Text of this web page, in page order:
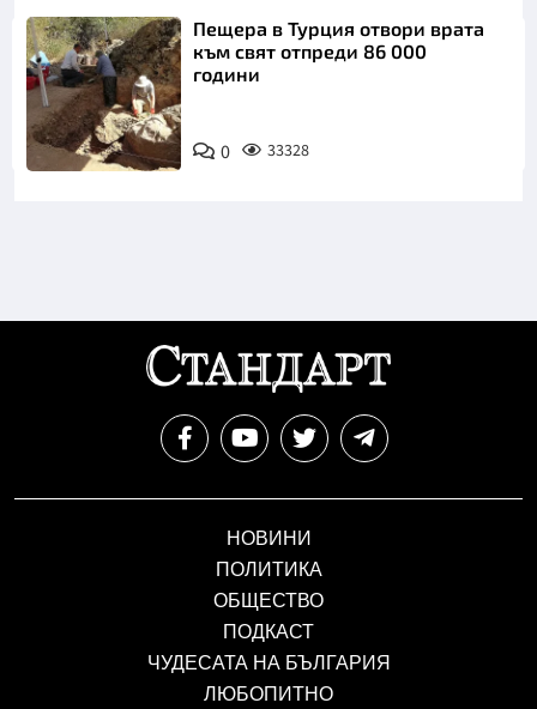
Пещера в Турция отвори врата
към свят отпреди 86 000
години
0 33328
НОВИНИ
ПОЛИТИКА
ОБЩЕСТВО
ПОДКАСТ
ЧУДЕСАТА НА БЪЛГАРИЯ
ЛЮБОПИТНО